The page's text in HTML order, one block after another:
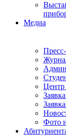
Медиа
Центр
Фото